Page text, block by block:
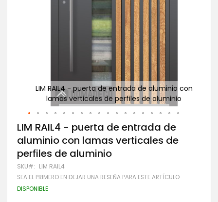
LIM RAIL4 - puerta de entrada de aluminio con
lamas verticales de perfiles de aluminio
Saltar
al
comienzo
de
la
galería
de
imágenes
LIM RAIL4 - puerta de entrada de
aluminio con lamas verticales de
perfiles de aluminio
SKU LIM RAIL4
SEA EL PRIMERO EN DEJAR UNA RESEÑA PARA ESTE ARTÍCULO
DISPONIBLE